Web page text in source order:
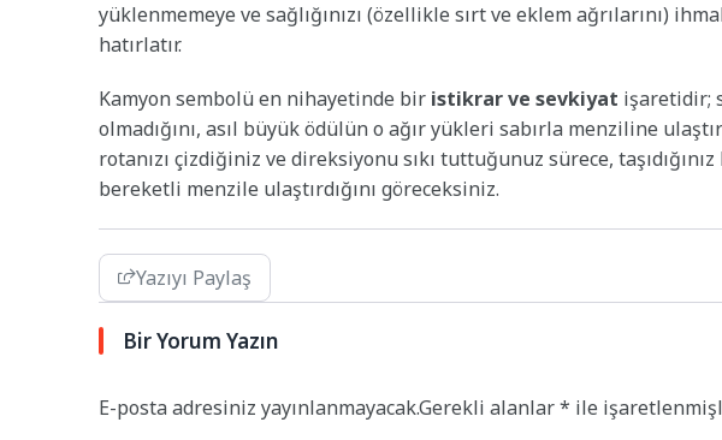
yüklenmemeye ve sağlığınızı (özellikle sırt ve eklem ağrılarını)
hatırlatır.
Kamyon sembolü en nihayetinde bir istikrar ve sevkiyat işaretidir;
olmadığını, asıl büyük ödülün o ağır yükleri sabırla menziline
rotanızı çizdiğiniz ve direksiyonu sıkı tuttuğunuz sürece,
bereketli menzile ulaştırdığını göreceksiniz.
Yazıyı Paylaş
Bir Yorum Yazın
E-posta adresiniz yayınlanmayacak.Gerekli alanlar* ile